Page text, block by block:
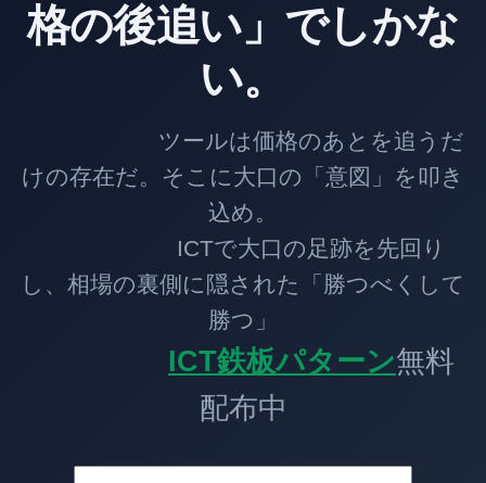
格の後追い」でしかな
い。
ツールは価格のあとを追うだ
けの存在だ。そこに大口の「意図」を叩き
込め。
ICTで大口の足跡を先回り
し、相場の裏側に隠された「勝つべくして
勝つ」
ICT鉄板パターン無料
配布中